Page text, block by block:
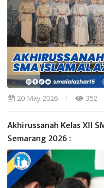
20 May 2026 352
Akhirussanah Kelas XII
Semarang 2026 :